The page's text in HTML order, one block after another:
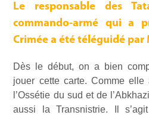
Le responsable des
commando-armé qui a
Crimée a été téléguidé
Dès le début, on a bien
jouer cette carte. Comme
l’Ossétie du sud et de
aussi la Transnistrie. Il